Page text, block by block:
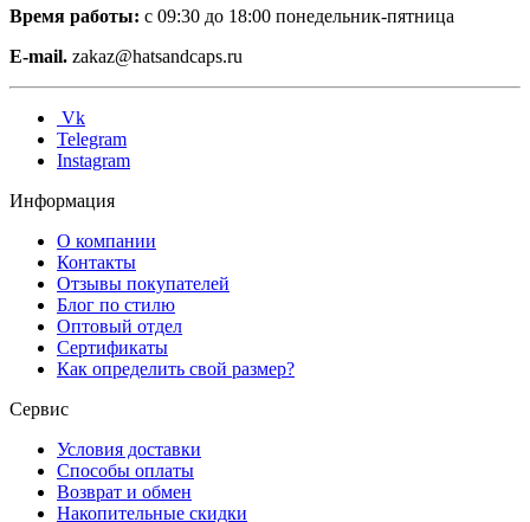
Время работы: с 09:30 до 18:00 понедельник-пятница
E-mail. zakaz@hatsandcaps.ru
Vk
Telegram
Instagram
Информация
О компании
Контакты
Отзывы покупателей
Блог по стилю
Оптовый отдел
Сертификаты
Как определить свой размер?
Сервис
Условия доставки
Способы оплаты
Возврат и обмен
Накопительные скидки